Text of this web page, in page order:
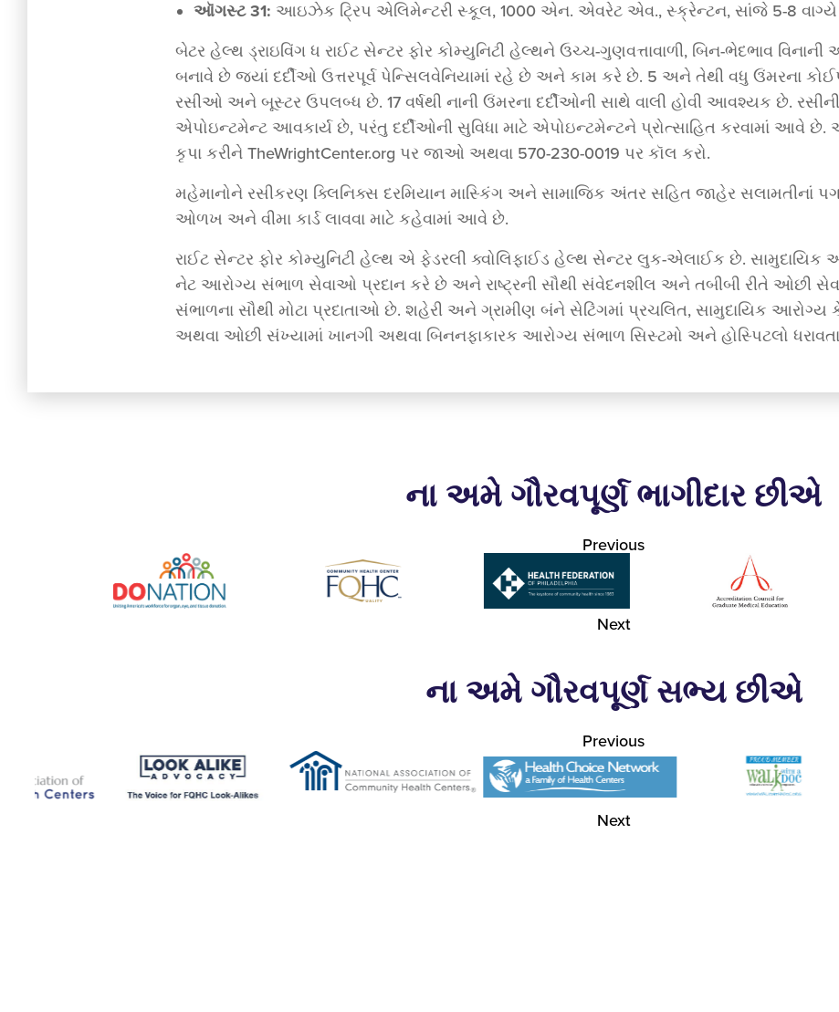
ઑગસ્ટ 31: આઇઝેક ટ્રિપ એલિમેન્ટરી સ્કૂલ, 1000 એન. એવરેટ એવ., સ્ક્રેન્ટન, સાંજે 5-8 વાગ્યે
બેટર હેલ્થ ડ્રાઇવિંગ ધ રાઈટ સેન્ટર ફોર કોમ્યુનિટી હેલ્થને ઉચ્ચ-ગુણવત્તાવાળી, બિન-ભેદભાવ
બનાવે છે જ્યાં દર્દીઓ ઉત્તરપૂર્વ પેન્સિલવેનિયામાં રહે છે અને કામ કરે છે. 5 અને તેથી વધુ ઉંમરના
રસીઓ અને બૂસ્ટર ઉપલબ્ધ છે. 17 વર્ષથી નાની ઉંમરના દર્દીઓની સાથે વાલી હોવી આવશ્યક છે.
એપોઇન્ટમેન્ટ આવકાર્ય છે, પરંતુ દર્દીઓની સુવિધા માટે એપોઇન્ટમેન્ટને પ્રોત્સાહિત કરવામાં આવે
કૃપા કરીને TheWrightCenter.org પર જાઓ અથવા 570-230-0019 પર કૉલ કરો.
મહેમાનોને રસીકરણ ક્લિનિક્સ દરમિયાન માસ્કિંગ અને સામાજિક અંતર સહિત જાહેર સલામતીનાં
ઓળખ અને વીમા કાર્ડ લાવવા માટે કહેવામાં આવે છે.
રાઈટ સેન્ટર ફોર કોમ્યુનિટી હેલ્થ એ ફેડરલી ક્વોલિફાઈડ હેલ્થ સેન્ટર લુક-એલાઈક છે. સામુદાયિક
નેટ આરોગ્ય સંભાળ સેવાઓ પ્રદાન કરે છે અને રાષ્ટ્રની સૌથી સંવેદનશીલ અને તબીબી રીતે ઓછી સેવા
સંભાળના સૌથી મોટા પ્રદાતાઓ છે. શહેરી અને ગ્રામીણ બંને સેટિંગમાં પ્રચલિત, સામુદાયિક આરોગ્ય
અથવા ઓછી સંખ્યામાં ખાનગી અથવા બિનનફાકારક આરોગ્ય સંભાળ સિસ્ટમો અને હોસ્પિટલો
ના અમે ગૌરવપૂર્ણ ભાગીદાર છીએ
Previous
Next
ના અમે ગૌરવપૂર્ણ સભ્ય છીએ
Previous
Next